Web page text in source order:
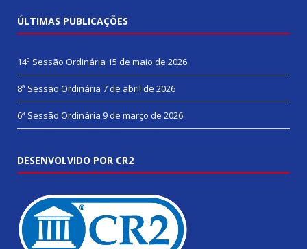
ÚLTIMAS PUBLICAÇÕES
14ª Sessão Ordinária 15 de maio de 2026
8ª Sessão Ordinária 7 de abril de 2026
6ª Sessão Ordinária 9 de março de 2026
DESENVOLVIDO POR CR2